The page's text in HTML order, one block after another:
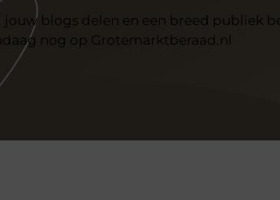
jouw blogs delen en een breed publiek
nog op Grotemarktberaad.nl